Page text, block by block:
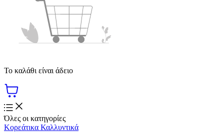
Το καλάθι είναι άδειο
Όλες οι κατηγορίες
Κορεάτικα Καλλυντικά